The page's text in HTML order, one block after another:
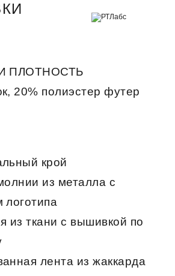
ПЛОТНОСТЬ
20% полиэстер футер
крой
из металла с
логотипа
из ткани с вышивкой по
лента из жаккарда